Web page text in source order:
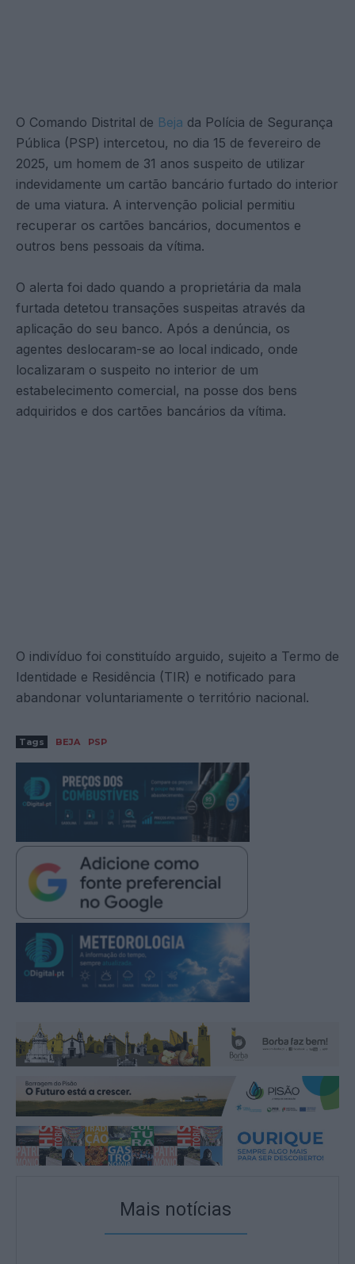
O Comando Distrital de Beja da Polícia de Segurança
Pública (PSP) intercetou, no dia 15 de fevereiro de
2025, um homem de 31 anos suspeito de utilizar
indevidamente um cartão bancário furtado do interior
de uma viatura. A intervenção policial permitiu
recuperar os cartões bancários, documentos e
outros bens pessoais da vítima.
O alerta foi dado quando a proprietária da mala
furtada detetou transações suspeitas através da
aplicação do seu banco. Após a denúncia, os
agentes deslocaram-se ao local indicado, onde
localizaram o suspeito no interior de um
estabelecimento comercial, na posse dos bens
adquiridos e dos cartões bancários da vítima.
O indivíduo foi constituído arguido, sujeito a Termo de
Identidade e Residência (TIR) e notificado para
abandonar voluntariamente o território nacional.
Tags BEJA PSP
Mais notícias